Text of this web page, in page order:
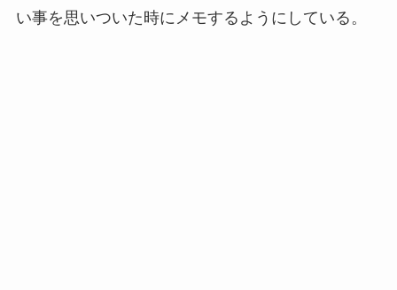
い事を思いついた時にメモするようにしている。